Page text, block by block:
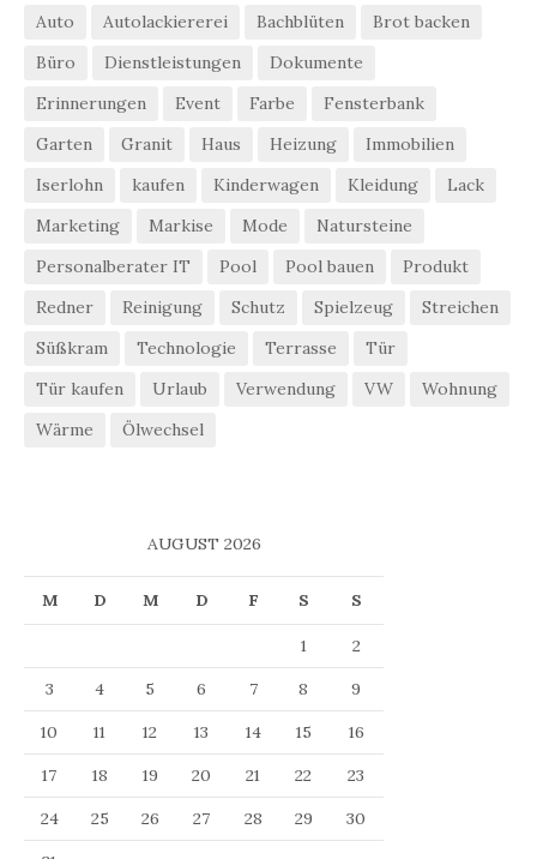
Auto Autolackiererei Bachblüten
Brot backen
Büro
Dienstleistungen
Dokumente
Erinnerungen
Event Farbe
Fensterbank
Garten
Granit Haus Heizung
Immobilien
Iserlohn
kaufen Kinderwagen Kleidung
Lack
Marketing
Markise Mode
Natursteine
Personalberater IT
Pool Pool bauen
Produkt
Redner
Reinigung Schutz Spielzeug
Streichen
Süßkram
Technologie Terrasse
Tür
Tür kaufen
Urlaub Verwendung VW
Wohnung
Wärme
Ölwechsel
AUGUST 2026
M D M D F S S
1
2
3
4 5 6 7 8
9
10
11 12 13 14 15
16
17
18 19 20 21 22
23
24
25 26 27 28 29
30